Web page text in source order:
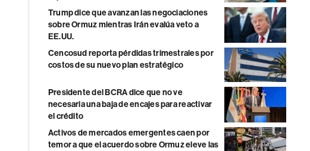
Trump dice que avanzan las negociaciones
sobre Ormuz mientras Irán evalúa veto a
EE.UU.
Cencosud reporta pérdidas trimestrales por
costos de su nuevo plan estratégico
Presidente del BCRA dice que no ve
necesaria una baja de encajes para reactivar
el crédito
Activos de mercados emergentes caen por
temor a que el acuerdo sobre Ormuz eleve las